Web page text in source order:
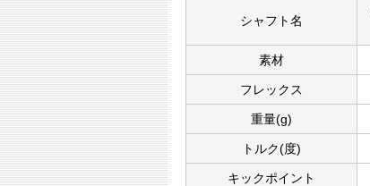
シャフト名
素材
フレックス
重量(g)
トルク(度)
キックポイント